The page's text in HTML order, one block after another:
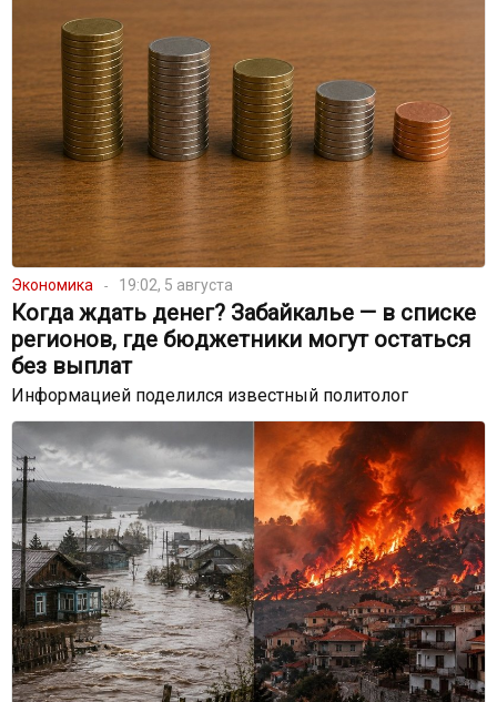
Экономика 19:02, 5 августа
Когда ждать денег? Забайкалье — в списке
регионов, где бюджетники могут остаться
без выплат
Информацией поделился известный политолог